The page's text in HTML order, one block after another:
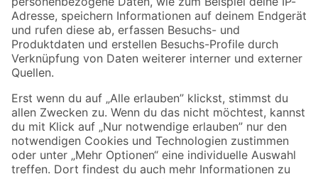
Zahlungsarten Versandarten
Sicher einkaufen
Jetzt die toom-App herunterladen